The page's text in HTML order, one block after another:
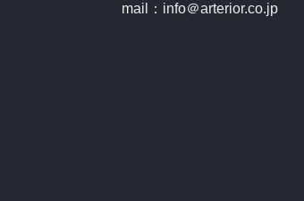
mail： info＠arterior.co.jp
2022